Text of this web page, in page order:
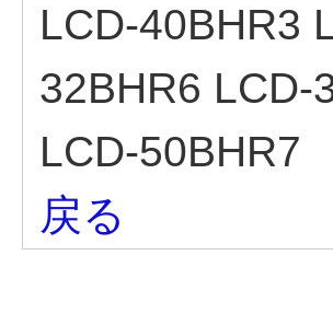
LCD-40BHR3
32BHR6 LCD-
LCD-50BHR7
戻る